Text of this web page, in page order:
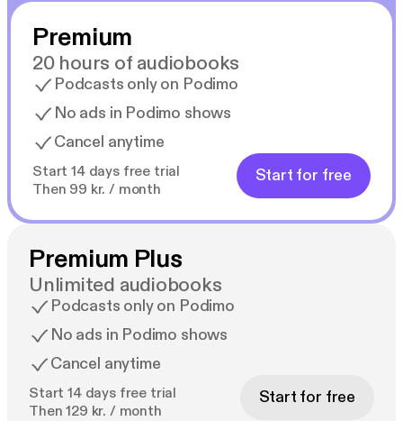
Premium
20 hours of audiobooks
Podcasts only on Podimo
No ads in Podimo shows
Cancel anytime
Start 14 days free trial
Then 99 kr. / month
Start for free
Premium Plus
Unlimited audiobooks
Podcasts only on Podimo
No ads in Podimo shows
Cancel anytime
Start 14 days free trial
Then 129 kr. / month
Start for free